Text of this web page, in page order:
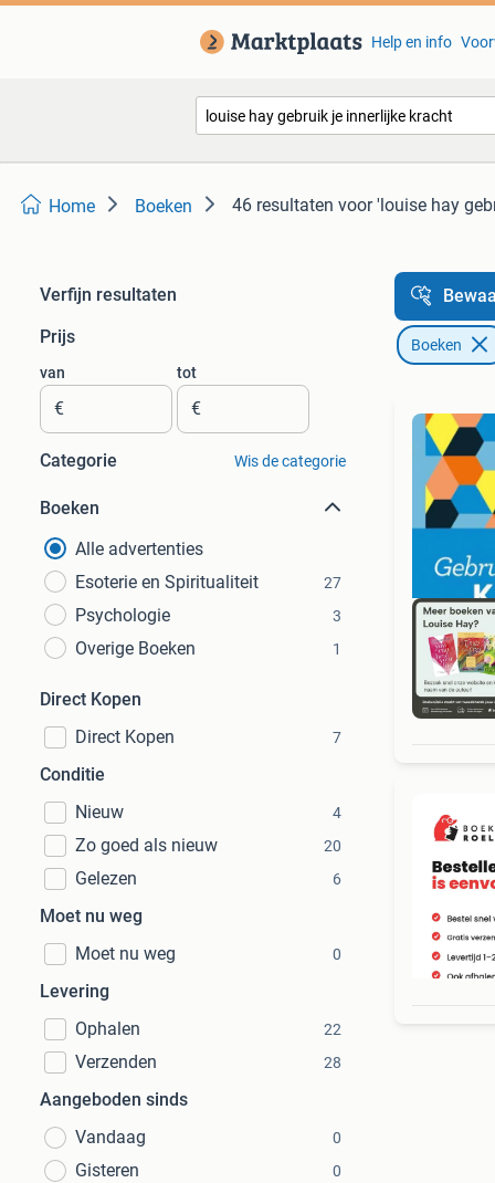
Help en info
Home Boeken 46 resultaten voor 'louise hay
Verfijn resultaten
Prijs
van
€
tot
€
Categorie Wis de categorie
Boeken
Alle advertenties
Esoterie en Spiritualiteit
27
Psychologie 3
Overige Boeken 1
Direct Kopen
Direct Kopen
7
Conditie
Nieuw
4
Zo goed als nieuw 20
Gelezen 6
Moet nu weg
Moet nu weg
0
Levering
Ophalen
22
Verzenden 28
Aangeboden sinds
Vandaag
0
Gisteren 0
Boeken